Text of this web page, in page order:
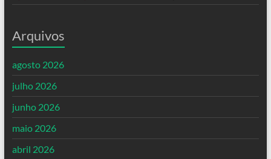
Arquivos
agosto 2026
julho 2026
junho 2026
maio 2026
abril 2026